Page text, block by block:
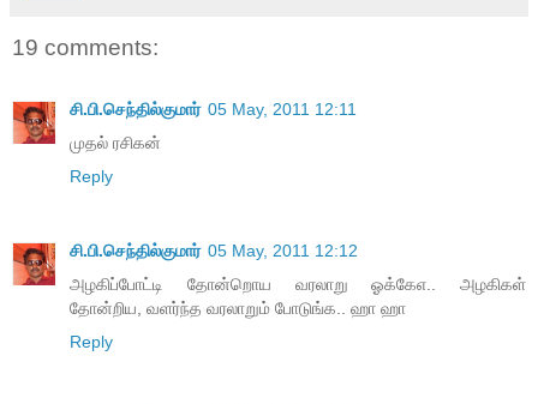
19 comments:
சி.பி.செந்தில்குமார் 05 May, 2011 12:11
முதல் ரசிகன்
Reply
சி.பி.செந்தில்குமார் 05 May, 2011 12:12
அழகிப்போட்டி தோன்றொய வரலாறு ஓக்கேஎ.. அழகிகள்
தோன்றிய, வளர்ந்த வரலாறும் போடுங்க.. ஹா ஹா
Reply